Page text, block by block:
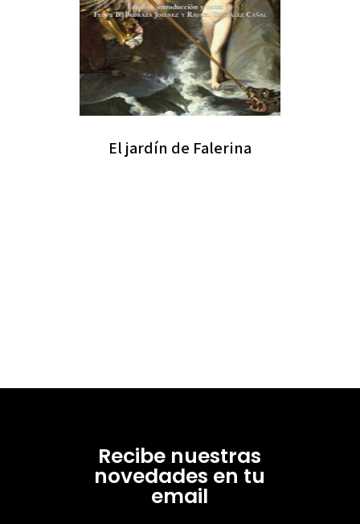
El jardín de Falerina
Recibe nuestras
novedades en tu
email